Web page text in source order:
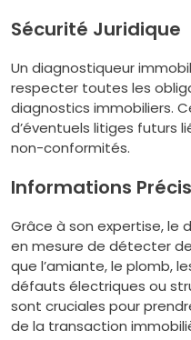
Sécurité Juridique
Un diagnostiqueur
respecter toutes les
diagnostics immobiliers.
d’éventuels litiges futurs
non-conformités.
Informations
Grâce à son expertise, le
en mesure de détecter
que l’amiante, le plomb,
défauts électriques ou
sont cruciales pour
de la transaction